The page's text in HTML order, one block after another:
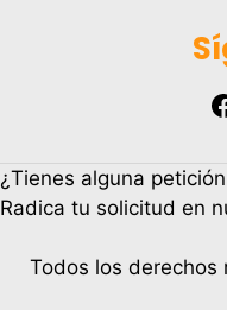
Facebook
¿Tienes alguna
Radica tu solicitud en
Todos los derechos